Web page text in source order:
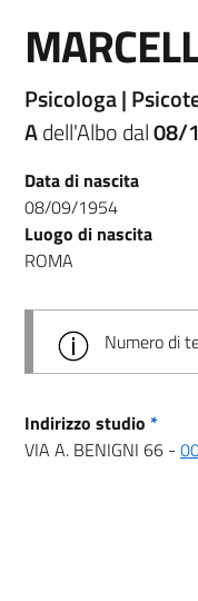
Psicologa |
Adell'Albo dal08/
Data di nascita
08/09/1954
Luogo di nascita
ROMA
Numero di
Indirizzo studio *
VIA A. BENIGNI 66 -